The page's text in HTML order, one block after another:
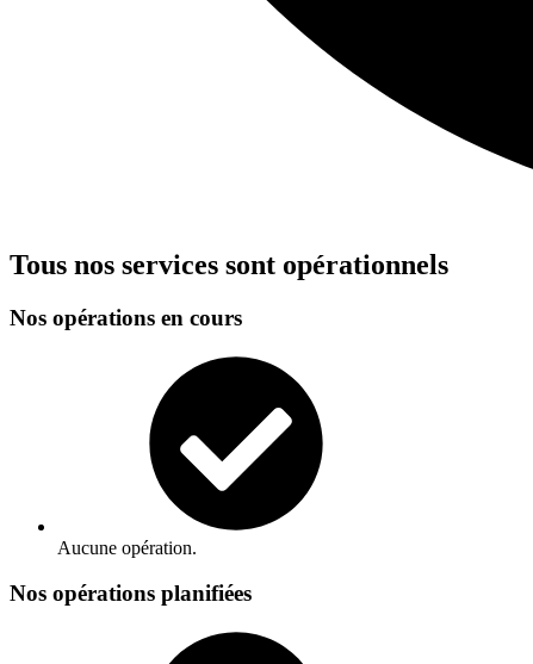
Tous nos services sont opérationnels
Nos opérations en cours
Aucune opération.
Nos opérations planifiées